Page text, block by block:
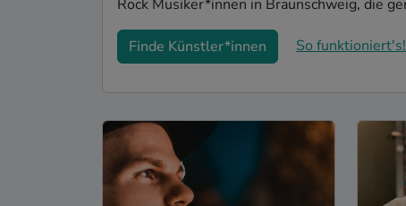
Rock Musiker*innen in Braunschweig, die
Finde Künstler*innen So funktioniert's!